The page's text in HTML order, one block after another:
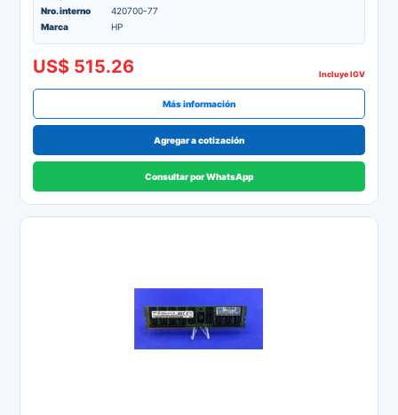
Nro. interno
420700-77
Marca
HP
US$ 515.26 Incluye IGV
Más información
Agregar a cotización
Consultar por WhatsApp